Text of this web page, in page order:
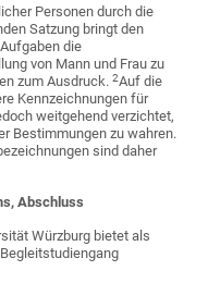
Personen durch die
Satzung bringt den
die
von Mann und Frau zu
zum Ausdruck.2Auf die
Kennzeichnungen für
weitgehend verzichtet,
Bestimmungen zu wahren.
sind daher
Abschluss
Würzburg bietet als